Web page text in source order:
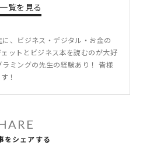
覧を見る
、ビジネス・デジタル・お金の
ットとビジネス本を読むのが大好
ミングの先生の経験あり！ 皆様
！
をシェアする